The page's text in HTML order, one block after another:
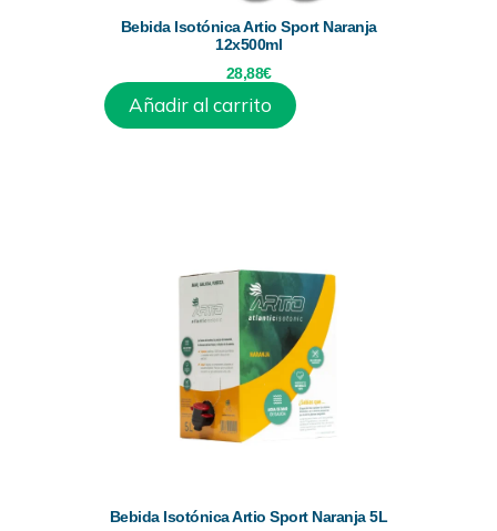
Bebida Isotónica Artio Sport Naranja
12x500ml
28,88€
Añadir al carrito
Bebida Isotónica Artio Sport Naranja 5L